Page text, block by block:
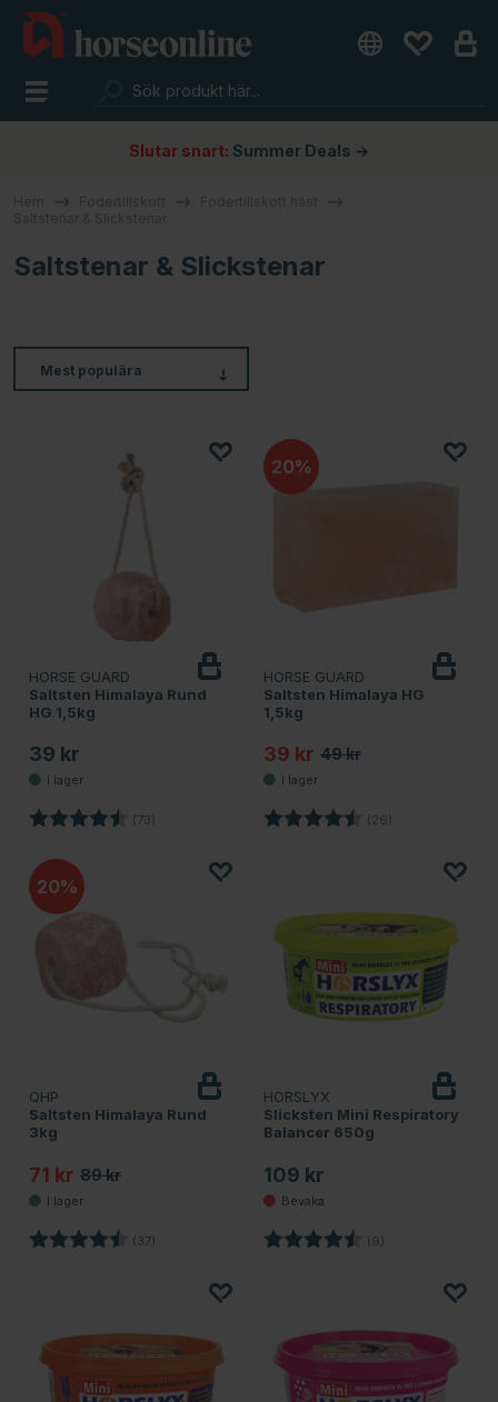
Slutar snart: Summer Deals →
Saltstenar & Slickstenar
Mest populära
HORSE GUARD
Saltsten Himalaya Rund
HG 1,5kg
39 kr
Betyg: (73) 4.8 utav 5 stjärnor
20
HORSE GUARD
Saltsten Himalaya HG
1,5kg
39 kr 49 kr
Betyg: (26)
20
QHP
Saltsten Himalaya Rund
3kg
71 kr 89 kr
Betyg: (37) 4.8 utav 5 stjärnor
HORSLYX
Slicksten Mini Respiratory
Balancer 650g
109 kr
Betyg: (9)